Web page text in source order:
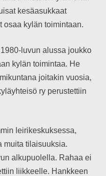
kesäasukkaat
osaa kylän toimintaan.
luvun alussa joukko
kylän toimintaa. He
joitakin vuosia,
ry perustettiin
leirikeskuksessa,
muita tilaisuuksia.
alkupuolella. Rahaa ei
liikkeelle. Hankkeen